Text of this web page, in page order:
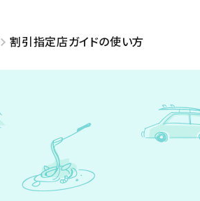
割引指定店ガイドの使い方